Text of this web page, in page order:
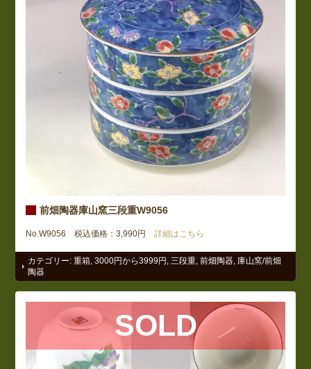
前畑陶器庫山窯三段重W9056
No.W9056 税込価格：3,990円 詳細はこちら
カテゴリー:重箱 ,3000円から3999円 三段重 ,前畑陶器 庫山窯/前畑
陶器
SOLD